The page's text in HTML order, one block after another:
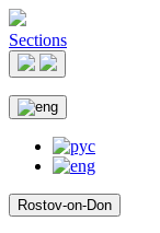
Sections
Rostov-on-Don